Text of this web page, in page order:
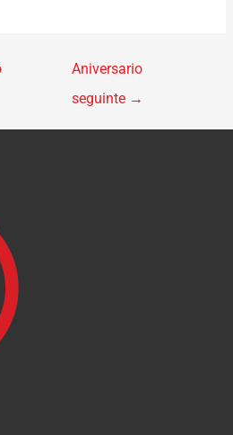
Aniversario
seguinte →